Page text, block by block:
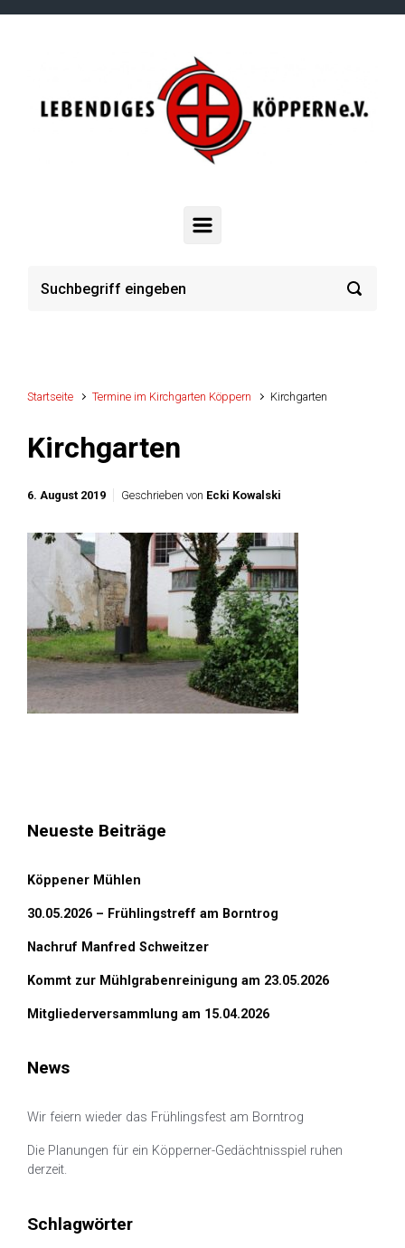
Zum Hauptinhalt springen
Startseite Termine im Kirchgarten Köppern Kirchgarten
Kirchgarten
6. August 2019 Geschrieben von Ecki Kowalski
Neueste Beiträge
Köppener Mühlen
30.05.2026 – Frühlingstreff am Borntrog
Nachruf Manfred Schweitzer
Kommt zur Mühlgrabenreinigung am 23.05.2026
Mitgliederversammlung am 15.04.2026
News
Wir feiern wieder das Frühlingsfest am Borntrog
Die Planungen für ein Köpperner-Gedächtnisspiel ruhen
derzeit.
Schlagwörter